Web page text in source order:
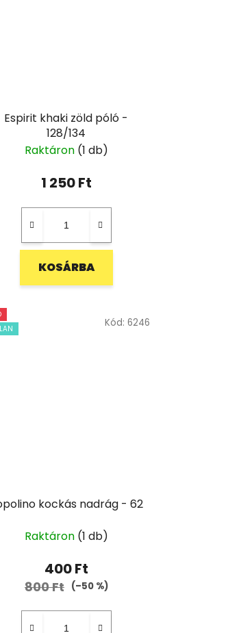
Espirit khaki zöld póló -
128/134
Raktáron (1 db)
1 250 Ft
KOSÁRBA
kockás nadrág - 62
Raktáron (1 db)
400 Ft
800 Ft (–50 %)
Kód: 6246